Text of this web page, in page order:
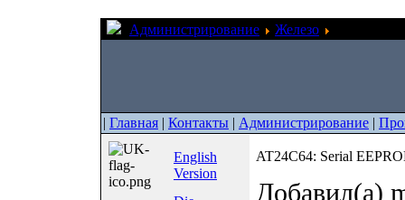
Администрирование Железо
| Главная | Контакты | Администрирование |
English
Version
AT24C64: Serial
Добавил(а)